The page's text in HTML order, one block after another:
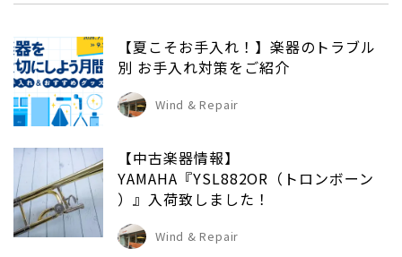
【夏こそお手入れ！】楽器のトラブル
別 お手入れ対策をご紹介
Wind & Repair
【中古楽器情報】
YAMAHA『YSL882OR（トロンボーン
）』入荷致しました！
Wind & Repair